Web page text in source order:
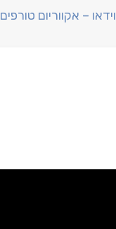
וידאו – אקווריום טורפים